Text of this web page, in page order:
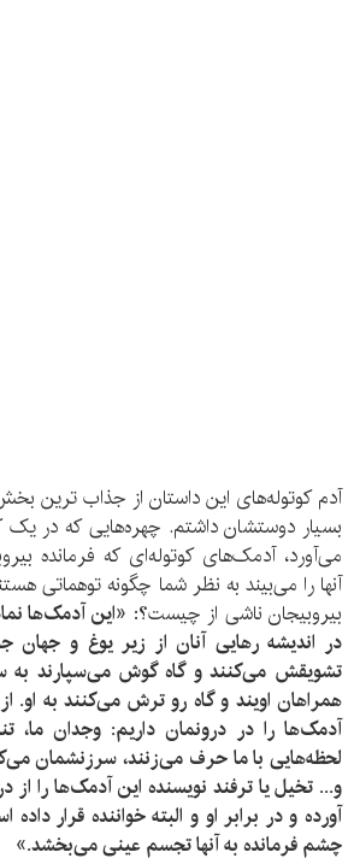
آدم کوتوله‌های این داستان از جذاب ترین
بسیار دوستشان داشتم. چهره‌هایی که در یک
می‌آورد، آدمک‌های کوتوله‌ای که فرمانده
آنها را می‌بیند به نظر شما چگونه توهماتی
بیروبیجان ناشی از چیست؟: «این آدمک‌ها
در اندیشه رهایی آنان از زیر یوغ و جهان
تشویقش می‌کنند و گاه گوش می‌سپارند به
همراهان اویند و گاه رو ترش می‌کنند به او.
آدمک‌ها را در درونمان داریم: وجدان ما،
لحظه‌هایی با ما حرف می‌زنند، سرزنشمان
و... تخیل یا ترفند نویسنده این آدمک‌ها را
آورده و در برابر او و البته خواننده قرار
چشم فرمانده به آنها تجسم عینی می‌بخشد.»